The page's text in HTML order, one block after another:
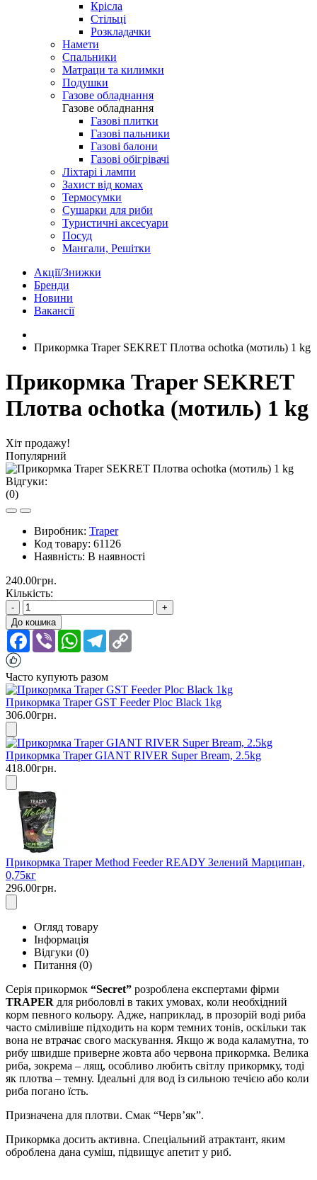
Крісла
Стільці
Розкладачки
Намети
Спальники
Матраци та килимки
Подушки
Газове обладнання
Газове обладнання
Газові плитки
Газові пальники
Газові балони
Газові обігрівачі
Ліхтарі і лампи
Захист від комах
Термосумки
Сушарки для риби
Туристичні аксесуари
Посуд
Мангали, Решітки
Акції/Знижки
Бренди
Новини
Вакансії
Прикормка Traper SEKRET Плотва ochotka (мотиль) 1 kg
Прикормка Traper SEKRET
Плотва ochotka (мотиль) 1 kg
Хіт продажу!
Популярний
Відгуки:
(0)
Виробник: Traper
Код товару: 61126
Наявність: В наявності
240.00грн.
Кількість:
-
+
До кошика
Facebook
Viber WhatsApp
Telegram
Часто купують разом
Прикормка Traper GST Feeder Ploc Black 1kg
306.00грн.
Прикормка Traper GIANT RIVER Super Bream, 2.5kg
418.00грн.
Прикормка Traper Method Feeder READY Зелений Марципан,
0,75кг
296.00грн.
Огляд товару
Інформація
Відгуки (0)
Питання (0)
Серія прикормок “Secret” розроблена експертами фірми
TRAPER для риболовлі в таких умовах, коли необхідний
корм певного кольору. Адже, наприклад, в прозорій воді риба
часто сміливіше підходить на корм темних тонів, оскільки так
вона не втрачає свого маскування. Якщо ж вода каламутна, то
рибу швидше приверне жовта або червона прикормка. Велика
риба, зокрема – лящ, особливо любить світлу прикормку, тоді
як плотва – темну. Ідеальні для вод із сильною течією або коли
риба погано їсть.
Призначена для плотви. Смак “Черв’як”.
Прикормка досить активна. Спеціальний атрактант, яким
оброблена дана суміш, підвищує апетит у риб.